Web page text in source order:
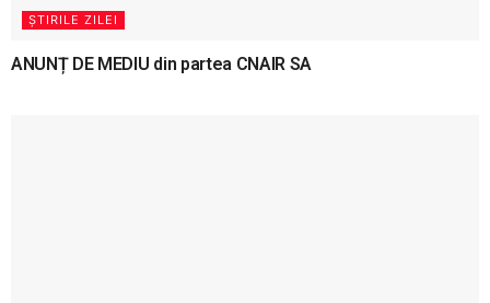
ȘTIRILE ZILEI
ANUNȚ DE MEDIU din partea CNAIR SA